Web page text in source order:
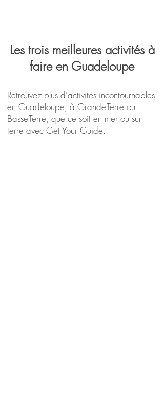
Les trois meilleures activités à
faire en Guadeloupe
Retrouvez plus d'activités incontournables
en Guadeloupe, à Grande-Terre ou
Basse-Terre, que ce soit en mer ou sur
terre avec Get Your Guide.